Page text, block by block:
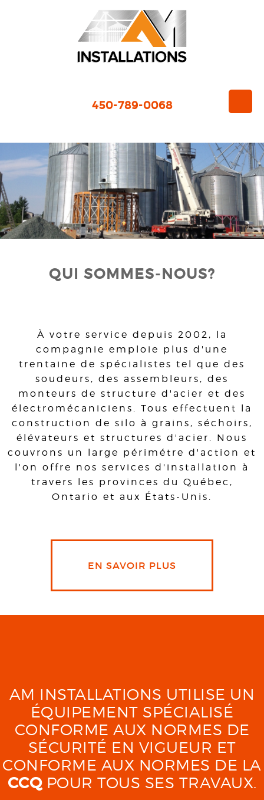
450-789-0068
QUI SOMMES-NOUS?
À votre service depuis 2002, la
compagnie emploie plus d'une
trentaine de spécialistes tel que des
soudeurs, des assembleurs, des
monteurs de structure d'acier et des
électromécaniciens. Tous effectuent la
construction de silo à grains, séchoirs,
élévateurs et structures d'acier. Nous
couvrons un large périmétre d'action et
l'on offre nos services d'installation à
travers les provinces du Québec,
Ontario et aux États-Unis.
EN SAVOIR PLUS
AM INSTALLATIONS UTILISE UN
ÉQUIPEMENT SPÉCIALISÉ
CONFORME AUX NORMES DE
SÉCURITÉ EN VIGUEUR ET
CONFORME AUX NORMES DE LA
CCQPOUR TOUS SES TRAVAUX.